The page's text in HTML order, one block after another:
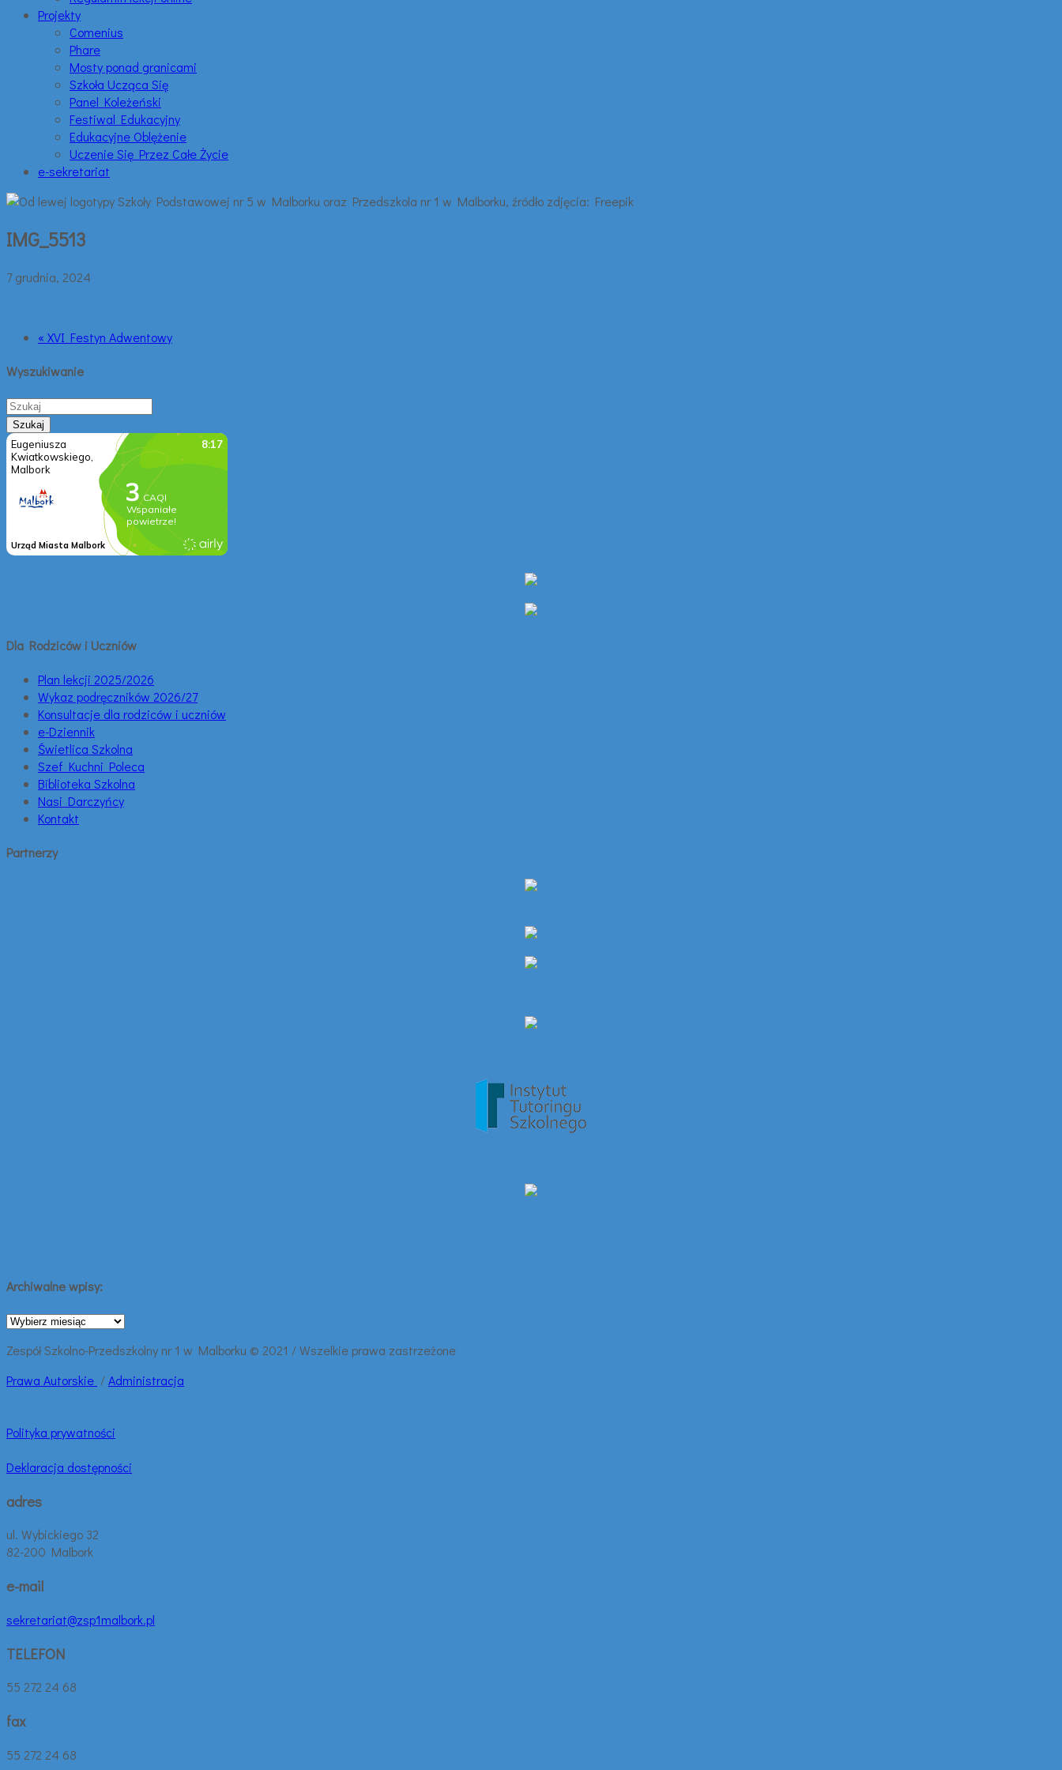
Projekty
Comenius
Phare
Mosty ponad granicami
Szkoła Ucząca Się
Panel Koleżeński
Festiwal Edukacyjny
Edukacyjne Oblężenie
Uczenie Się Przez Całe Życie
e-sekretariat
IMG_5513
7 grudnia, 2024
« XVI Festyn Adwentowy
Wyszukiwanie
Dla Rodziców i Uczniów
Plan lekcji 2025/2026
Wykaz podręczników 2026/27
Konsultacje dla rodziców i uczniów
e-Dziennik
Świetlica Szkolna
Szef Kuchni Poleca
Biblioteka Szkolna
Nasi Darczyńcy
Kontakt
Partnerzy
Archiwalne wpisy:
Archiwalne
Zespół Szkolno-Przedszkolny nr 1 w Malborku © 2021 / Wszelkie prawa zastrzeżone
Prawa Autorskie /Administracja
Polityka prywatności
Deklaracja dostępności
adres
ul. Wybickiego 32
82-200 Malbork
e-mail
sekretariat@zsp1malbork.pl
TELEFON
55 272 24 68
fax
55 272 24 68